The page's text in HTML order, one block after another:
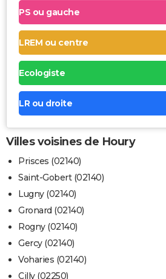
PS ou gauche
LREM ou centre
Ecologiste
LR ou droite
Villes voisines de Houry
Prisces (02140)
Saint-Gobert (02140)
Lugny (02140)
Gronard (02140)
Rogny (02140)
Gercy (02140)
Voharies (02140)
Cilly (02250)